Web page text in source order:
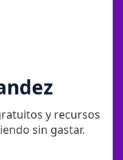
y recursos
sin gastar.